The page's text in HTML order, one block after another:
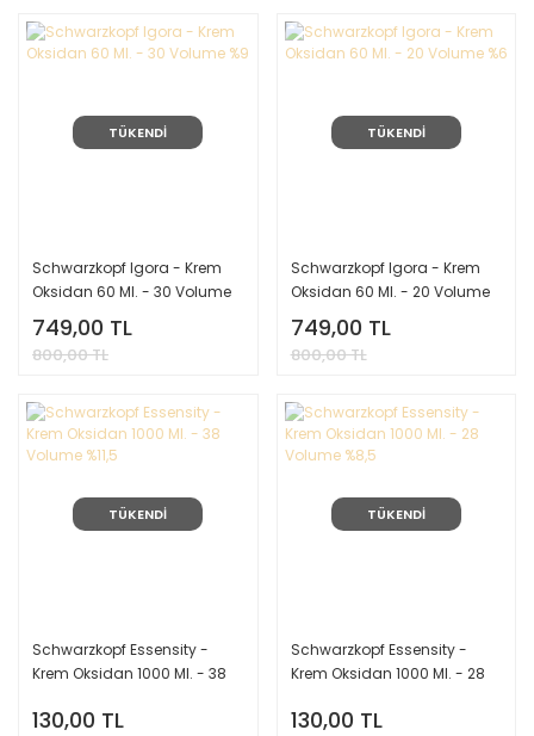
TÜKENDİ
Schwarzkopf Igora - Krem
Oksidan 60 Ml. - 30 Volume
%9
749,00 TL
800,00 TL
TÜKENDİ
Schwarzkopf Igora - Krem
Oksidan 60 Ml. - 20 Volume
%6
749,00 TL
800,00 TL
TÜKENDİ
Schwarzkopf Essensity -
Krem Oksidan 1000 Ml. - 38
130,00 TL
TÜKENDİ
Schwarzkopf Essensity -
Krem Oksidan 1000 Ml. - 28
130,00 TL